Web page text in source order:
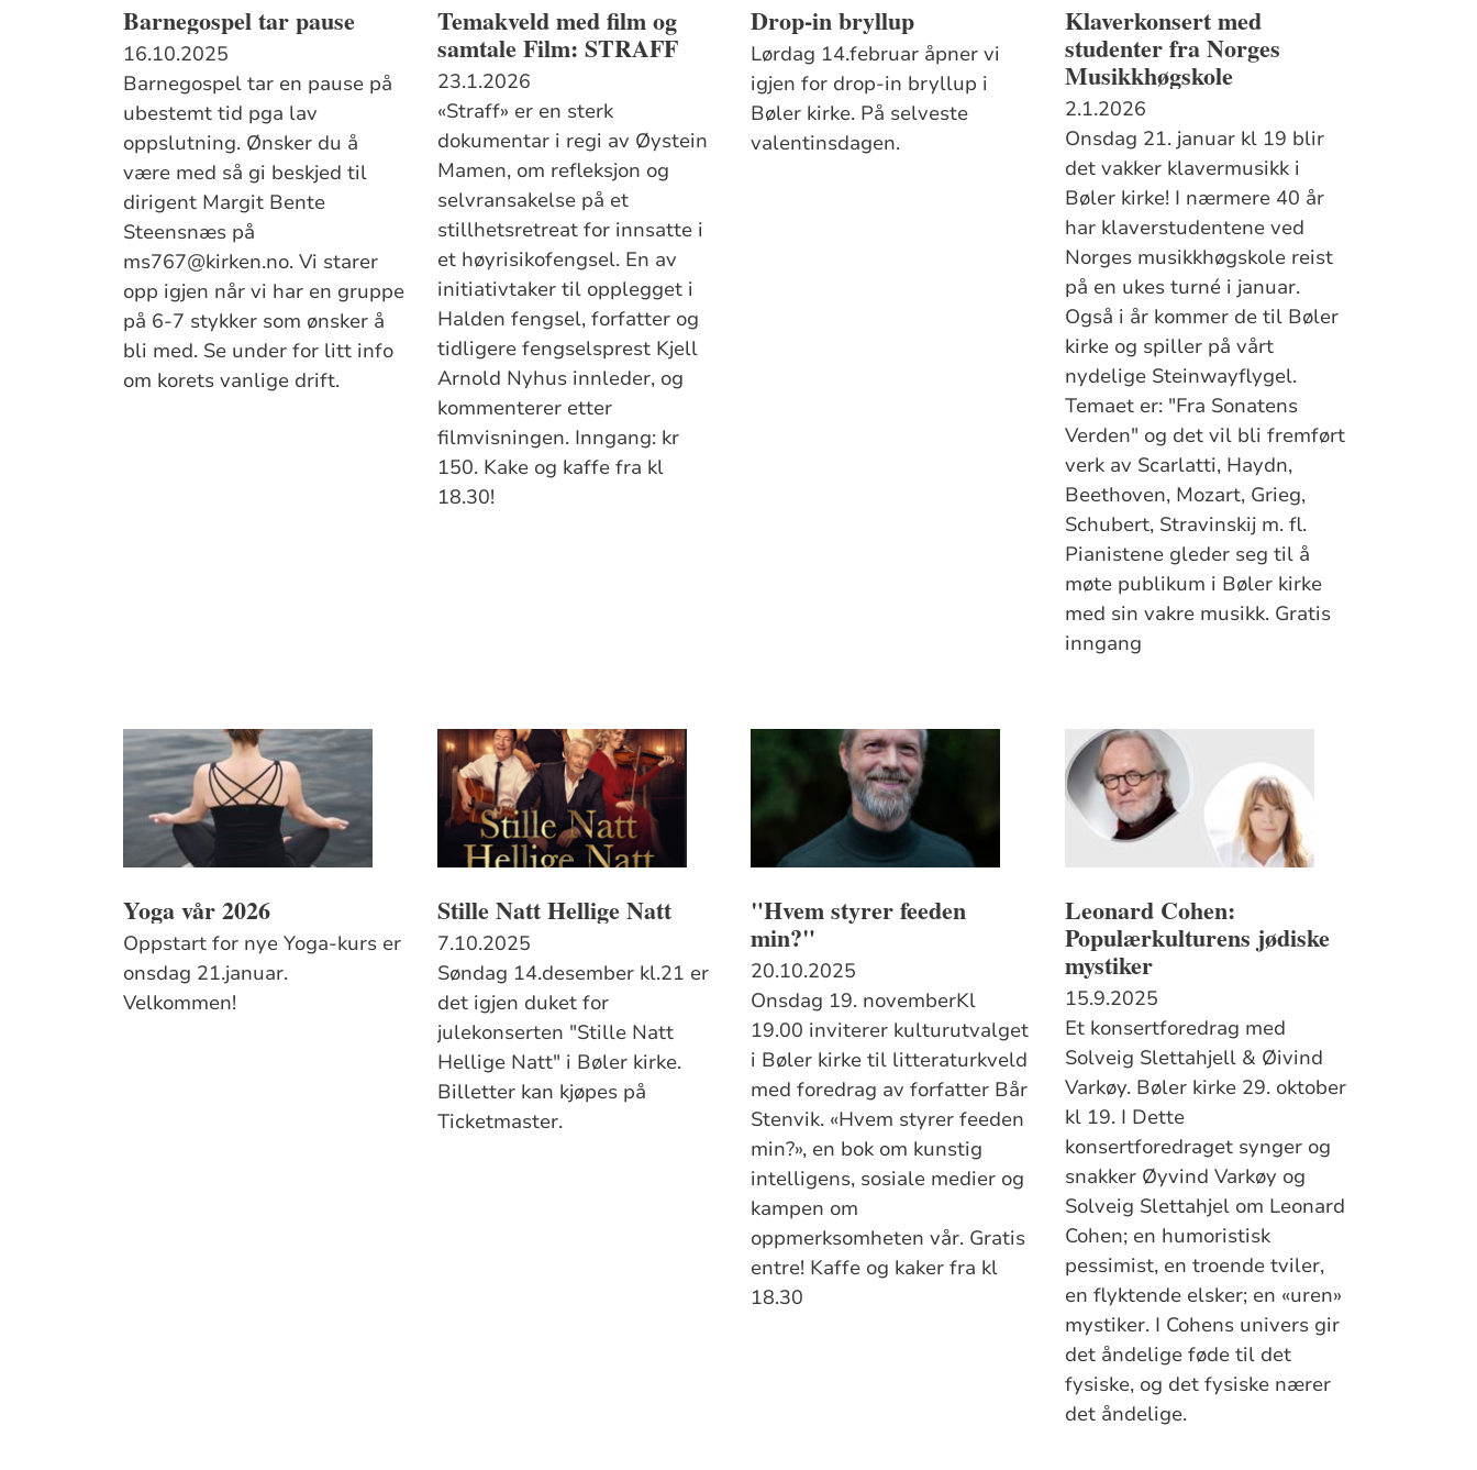
Barnegospel tar pause
16.10.2025
Barnegospel tar en pause på
ubestemt tid pga lav
oppslutning. Ønsker du å
være med så gi beskjed til
dirigent Margit Bente
Steensnæs på
ms767@kirken.no. Vi starer
opp igjen når vi har en gruppe
på 6-7 stykker som ønsker å
bli med. Se under for litt info
om korets vanlige drift.
Temakveld med film og
samtale Film: STRAFF
23.1.2026
«Straff» er en sterk
dokumentar i regi av Øystein
Mamen, om refleksjon og
selvransakelse på et
stillhetsretreat for innsatte i
et høyrisikofengsel. En av
initiativtaker til opplegget i
Halden fengsel, forfatter og
tidligere fengselsprest Kjell
Arnold Nyhus innleder, og
kommenterer etter
filmvisningen. Inngang: kr
150. Kake og kaffe fra kl
18.30!
Drop-in bryllup
Lørdag 14.februar åpner vi
igjen for drop-in bryllup i
Bøler kirke. På selveste
valentinsdagen.
Klaverkonsert med
studenter fra Norges
Musikkhøgskole
2.1.2026
Onsdag 21. januar kl 19 blir
det vakker klavermusikk i
Bøler kirke! I nærmere 40 år
har klaverstudentene ved
Norges musikkhøgskole reist
på en ukes turné i januar.
Også i år kommer de til Bøler
kirke og spiller på vårt
nydelige Steinwayflygel.
Temaet er: "Fra Sonatens
Verden" og det vil bli fremført
verk av Scarlatti, Haydn,
Beethoven, Mozart, Grieg,
Schubert, Stravinskij m. fl.
Pianistene gleder seg til å
møte publikum i Bøler kirke
med sin vakre musikk. Gratis
inngang
Yoga vår 2026
Oppstart for nye Yoga-kurs er
onsdag 21.januar.
Velkommen!
Stille Natt Hellige Natt
7.10.2025
Søndag 14.desember kl.21 er
det igjen duket for
julekonserten "Stille Natt
Hellige Natt" i Bøler kirke.
Billetter kan kjøpes på
Ticketmaster.
"Hvem styrer feeden
min?"
20.10.2025
Onsdag 19. novemberKl
19.00 inviterer kulturutvalget
i Bøler kirke til litteraturkveld
med foredrag av forfatter Bår
Stenvik. «Hvem styrer feeden
min?», en bok om kunstig
intelligens, sosiale medier og
kampen om
oppmerksomheten vår. Gratis
entre! Kaffe og kaker fra kl
18.30
Leonard Cohen:
Populærkulturens jødiske
mystiker
15.9.2025
Et konsertforedrag med
Solveig Slettahjell & Øivind
Varkøy. Bøler kirke 29. oktober
kl 19. I Dette
konsertforedraget synger og
snakker Øyvind Varkøy og
Solveig Slettahjel om Leonard
Cohen; en humoristisk
pessimist, en troende tviler,
en flyktende elsker; en «uren»
mystiker. I Cohens univers gir
det åndelige føde til det
fysiske, og det fysiske nærer
det åndelige.